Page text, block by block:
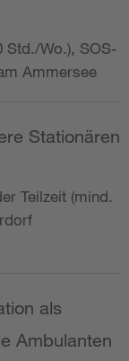
Std./Wo.), SOS-
Ammersee
Stationären
Teilzeit (mind.
als
Ambulanten